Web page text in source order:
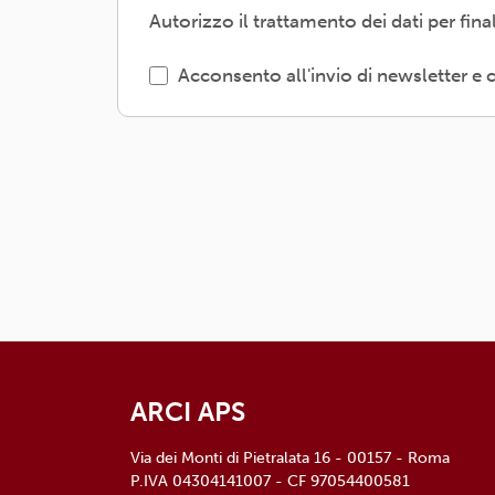
l'informativa dettagliata e aggiornata
ARCI APS, Via dei Monti di Pietralata,
Autorizzo il trattamento dei dati per
Acconsento all'invio di newsletter e
ARCI APS
Via dei Monti di Pietralata 16 - 00157 - Roma
P.IVA 04304141007 - CF 97054400581